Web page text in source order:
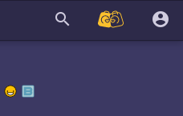
search account_circle